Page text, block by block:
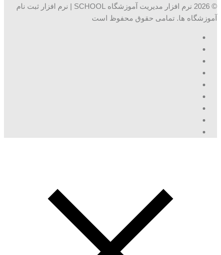
© 2026 نرم افزار مدیریت آموزشگاه SCHOOL | نرم افزار ثبت نام
آموزشگاه ها. تمامی حقوق محفوظ است